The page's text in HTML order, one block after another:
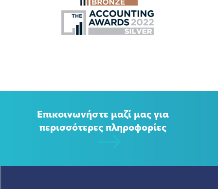
Επικοινωνήστε μαζί μας για
περισσότερες πληροφορίες